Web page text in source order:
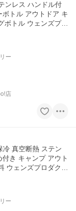
ンレス ハンドル付
トル アウトドア キ
トル ウェンズプロ
ー
店
真空断熱 ステン
き キャンプ アウト
ウェンズプロダクツ
ー